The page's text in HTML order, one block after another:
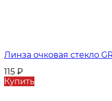
Линза очковая стекло
115 ₽
Купить